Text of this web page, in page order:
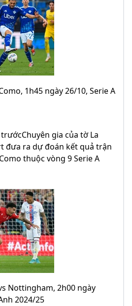
1h45 ngày 26/10, Serie A
gia của tờ La
đưa ra dự đoán kết quả trận
thuộc vòng 9 Serie A
Nottingham, 2h00 ngày
2024/25